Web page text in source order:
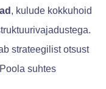
, kulude kokkuhoid
strateegilist otsust
Poola suhtes